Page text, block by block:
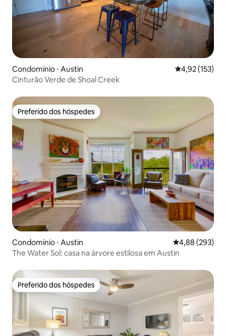
Condomínio ⋅ Austin 4,92 de uma
4,92 (153)
Cinturão Verde de Shoal Creek
Preferido dos hóspedes
Preferido dos hóspedes
Condomínio ⋅ Austin 4,88 de uma
4,88 (293)
The Water Sol: casa na árvore estilosa em Austin
Preferido dos hóspedes
Preferido dos hóspedes